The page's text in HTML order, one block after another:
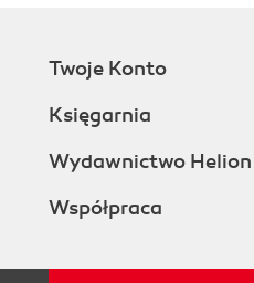
Twoje Konto
Księgarnia
Wydawnictwo Helion
Współpraca